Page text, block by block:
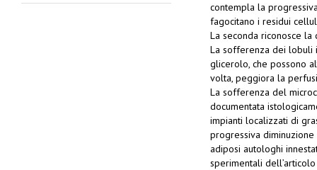
contempla la
fagocitano i residui
La seconda riconosce
La sofferenza dei lobuli
glicerolo, che possono
volta, peggiora la
La sofferenza del
documentata
impianti localizzati di
progressiva
adiposi autologhi
sperimentali